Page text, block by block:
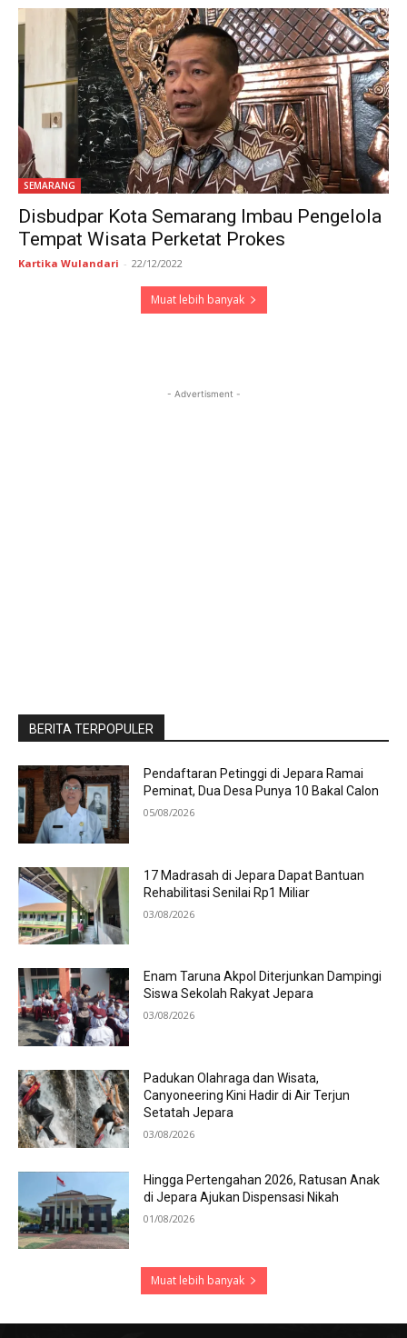
SEMARANG
Disbudpar Kota Semarang Imbau Pengelola
Tempat Wisata Perketat Prokes
Kartika Wulandari - 22/12/2022
Muat lebih banyak
- Advertisment -
BERITA TERPOPULER
Pendaftaran Petinggi di Jepara Ramai
Peminat, Dua Desa Punya 10 Bakal Calon
05/08/2026
17 Madrasah di Jepara Dapat Bantuan
Rehabilitasi Senilai Rp1 Miliar
03/08/2026
Enam Taruna Akpol Diterjunkan Dampingi
Siswa Sekolah Rakyat Jepara
03/08/2026
Padukan Olahraga dan Wisata,
Canyoneering Kini Hadir di Air Terjun
Setatah Jepara
03/08/2026
Hingga Pertengahan 2026, Ratusan Anak
di Jepara Ajukan Dispensasi Nikah
01/08/2026
Muat lebih banyak